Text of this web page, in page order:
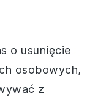
o usunięcie
osobowych,
z